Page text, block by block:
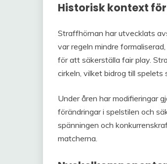
Historisk kontext
Straffhörnan har utvecklats
var regeln mindre
för att säkerställa fair play.
cirkeln, vilket bidrog till spelets
Under åren har modifieringar
förändringar i spelstilen och
spänningen och
matcherna.